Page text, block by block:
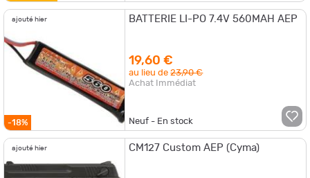
ajouté hier
-18%
BATTERIE LI-PO 7.4V 560MAH AEP
19,60 €
au lieu de23,90 €
Achat Immédiat
Neuf - En stock
ajouté hier CM127 Custom AEP (Cyma)